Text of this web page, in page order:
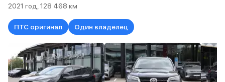
2021 год, 128 468 км
ПТС оригинал Один владелец